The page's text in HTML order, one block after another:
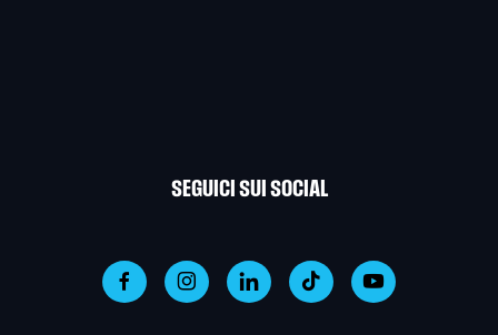
SEGUICI SUI SOCIAL